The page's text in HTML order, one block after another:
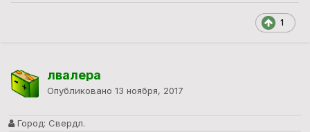
1
лвалера
Опубликовано 13 ноября, 2017
Город: Свердл.